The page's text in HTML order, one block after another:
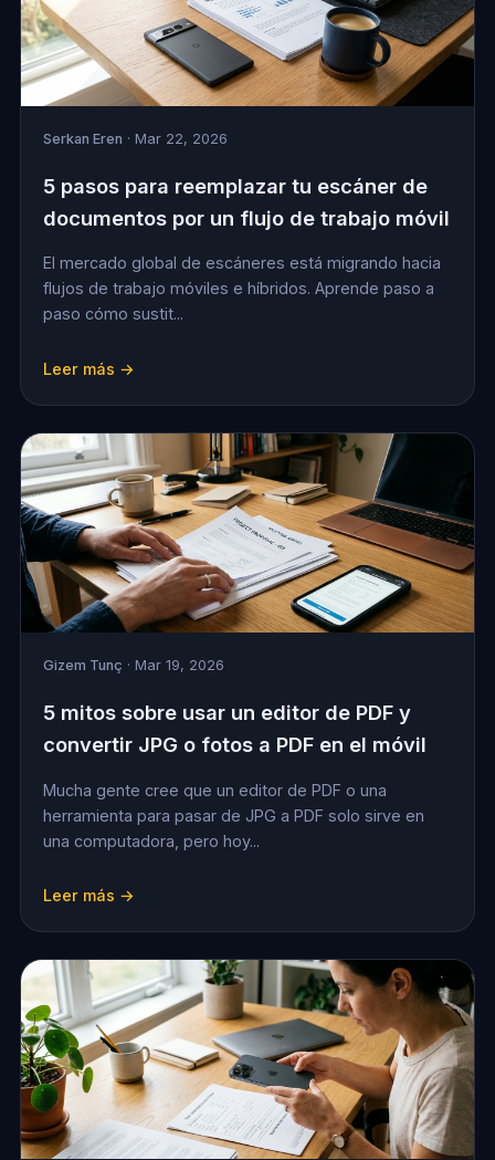
Serkan Eren · Mar 22, 2026
5 pasos para reemplazar tu escáner de
documentos por un flujo de trabajo móvil
El mercado global de escáneres está migrando hacia
flujos de trabajo móviles e híbridos. Aprende paso a
paso cómo sustit...
Leer más →
Gizem Tunç · Mar 19, 2026
5 mitos sobre usar un editor de PDF y
convertir JPG o fotos a PDF en el móvil
Mucha gente cree que un editor de PDF o una
herramienta para pasar de JPG a PDF solo sirve en
una computadora, pero hoy...
Leer más →